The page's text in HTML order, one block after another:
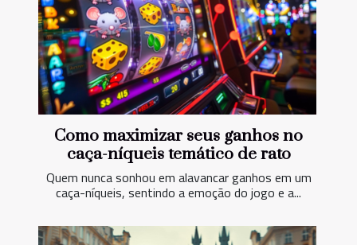
Como maximizar seus ganhos no
caça-níqueis temático de rato
Quem nunca sonhou em alavancar ganhos em um
caça-níqueis, sentindo a emoção do jogo e a...